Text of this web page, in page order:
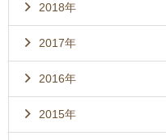
2018年
2017年
2016年
2015年